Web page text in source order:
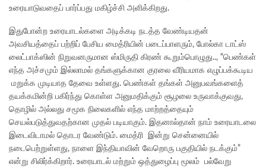
உரையாடுவதைப் பார்ப்பது மகிழ்ச்சி அளிக்கிறது.
இதுபோன்ற உரையாடல்களை அடிக்கடி நடத்த வேண்டியதன்
அவசியத்தைப் பற்றிப் பேசிய மைத்ரியின் படைப்பாளரும், போல்கா டாட்ஸ்
லைட்பாக்ஸின் நிறுவனருமான ஸ்மிருதி கிரண் கூறும்பொழுது.., “பெண்கள்
எந்த அச்சமும் இல்லாமல் தங்களுக்கான குரலை வீரியமாக எழுப்பக்கூடிய
மறுக்க முடியாத தேவை உள்ளது. பெண்கள் தங்கள் அனுபவங்களைத்
தயக்கமின்றி பகிர்ந்து கொள்ள அனுமதிக்கும் சூழலை உருவாக்குவது,
தொழில் அல்லது சமூக நிலைகளில் எந்த மாற்றத்தையும்
செயல்படுத்துவதற்கான முதல் படியாகும். இதனால்தான் நாம் உரையாடலை
இடைவிடாமல் தொடர வேண்டும். மைத்ரி இன்று சென்னையில்
நடைபெற்றுள்ளது, நாளை இந்தியாவின் வேறொரு பகுதியில் நடக்கும்”
என்று சிலிர்க்கிறார். உரையாடல் மற்றும் ஒத்துழைப்பு மூலம் பல்வேறு